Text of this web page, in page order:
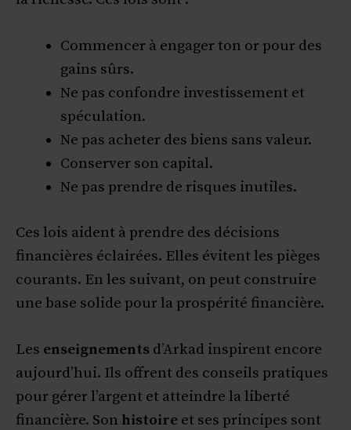
Commencer à engager ton or pour des
gains sûrs.
Ne pas confondre investissement et
spéculation.
Ne pas acheter des biens sans valeur.
Conserver son capital.
Ne pas prendre de risques inutiles.
Ces lois aident à prendre des décisions
financières éclairées. Elles évitent les pièges
courants. En les suivant, on peut construire
une base solide pour la prospérité financière.
Les enseignements d’Arkad inspirent encore
aujourd’hui. Ils offrent des conseils pratiques
pour gérer l’argent et atteindre la liberté
financière. Son histoire et ses principes sont